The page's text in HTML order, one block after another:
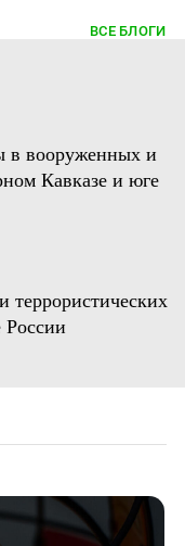
ВСЕ БЛОГИ
в вооруженных и
Кавказе и юге
России